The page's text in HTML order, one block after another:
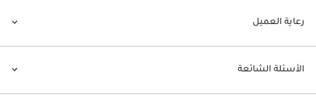
رعاية العميل
الأسئلة الشائعة